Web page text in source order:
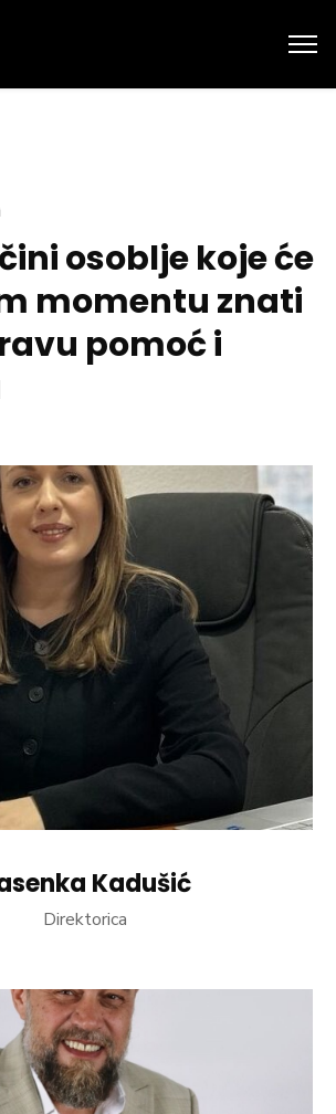
osoblje koje će
momentu znati
pomoć i
Kadušić
Direktorica